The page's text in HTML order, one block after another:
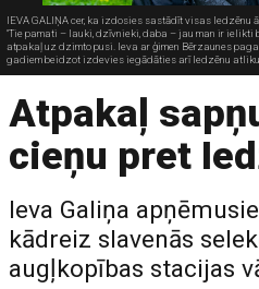
IEVA GALIŅA cer, ka izdosies sastādīt visas Iedzēnu
"Tie pamati – lauki, dzīvnieki, daba – jau man ir ielikti
atpakaļ uz dzimto pusi. Ieva ar ģimen Bērzaunes
gadiem beidzot izdevies iegādāties arī Iedzēnu
Atpakaļ
cieņu pret
Ieva Galiņa
kādreiz slavenās
augļkopības stacijas